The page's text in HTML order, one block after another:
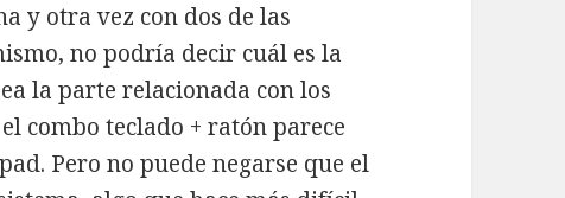
y otra vez con dos de las
no podría decir cuál es la
la parte relacionada con los
combo teclado + ratón parece
Pero no puede negarse que el